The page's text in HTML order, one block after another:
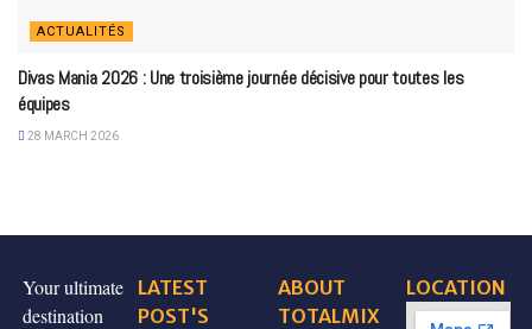
ACTUALITÉS
Divas Mania 2026 : Une troisième journée décisive pour toutes les
équipes
28 MARCH 2026
Your ultimate
destination
LATEST
POST'S
ABOUT
TOTALMIX
LOCATION